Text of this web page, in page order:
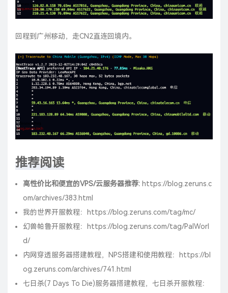
回程到广州移动，走CN2直连回境内。
推荐阅读
高性价比和便宜的VPS/云服务器推荐: https://blog.zeruns.c
om/archives/383.html
我的世界开服教程：
https://blog.zeruns.com/tag/mc/
幻兽帕鲁开服教程：
https://blog.zeruns.com/tag/PalWorl
d/
内网穿透服务器搭建教程，NPS搭建和使用教程：
https://bl
og.zeruns.com/archives/741.html
七日杀(7 Days To Die)服务器搭建教程，七日杀开服教程：